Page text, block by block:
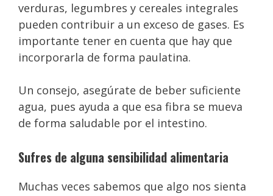
verduras, legumbres y cereales integrales
pueden contribuir a un exceso de gases. Es
importante tener en cuenta que hay que
incorporarla de forma paulatina.
Un consejo, asegúrate de beber suficiente
agua, pues ayuda a que esa fibra se mueva
de forma saludable por el intestino.
Sufres de alguna sensibilidad alimentaria
Muchas veces sabemos que algo nos sienta